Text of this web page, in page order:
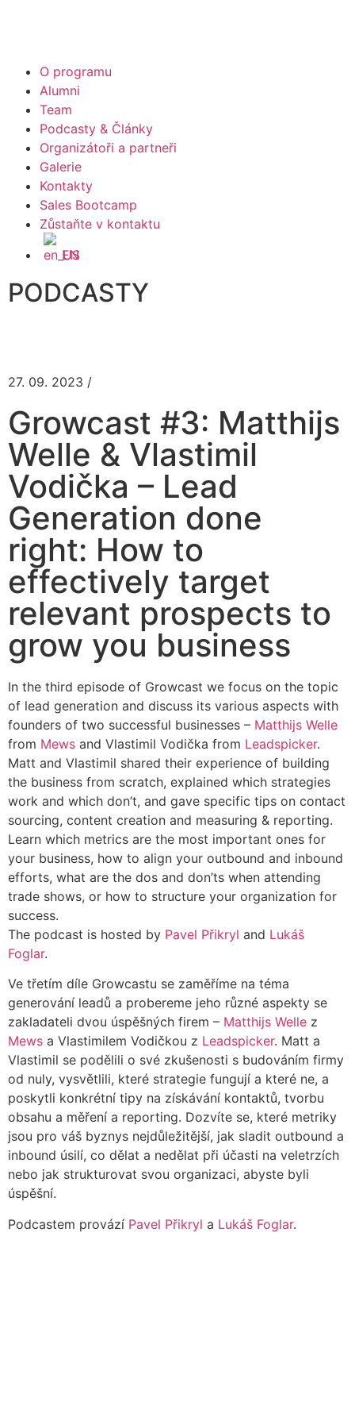
O programu
Alumni
Team
Podcasty & Články
Organizátoři a partneři
Galerie
Kontakty
Sales Bootcamp
Zůstaňte v kontaktu
EN
PODCASTY
27. 09. 2023 /
Growcast #3: Matthijs
Welle & Vlastimil
Vodička – Lead
Generation done
right: How to
effectively target
relevant prospects to
grow you business
In the third episode of Growcast we focus on the topic
of lead generation and discuss its various aspects with
founders of two successful businesses – Matthijs Welle
from Mews and Vlastimil Vodička from Leadspicker.
Matt and Vlastimil shared their experience of building
the business from scratch, explained which strategies
work and which don’t, and gave specific tips on contact
sourcing, content creation and measuring & reporting.
Learn which metrics are the most important ones for
your business, how to align your outbound and inbound
efforts, what are the dos and don’ts when attending
trade shows, or how to structure your organization for
success.
The podcast is hosted by Pavel Přikryl and Lukáš
Foglar.
Ve třetím díle Growcastu se zaměříme na téma
generování leadů a probereme jeho různé aspekty se
zakladateli dvou úspěšných firem – Matthijs Welle z
Mews a Vlastimilem Vodičkou z Leadspicker. Matt a
Vlastimil se podělili o své zkušenosti s budováním firmy
od nuly, vysvětlili, které strategie fungují a které ne, a
poskytli konkrétní tipy na získávání kontaktů, tvorbu
obsahu a měření a reporting. Dozvíte se, které metriky
jsou pro váš byznys nejdůležitější, jak sladit outbound a
inbound úsilí, co dělat a nedělat při účasti na veletrzích
nebo jak strukturovat svou organizaci, abyste byli
úspěšní.
Podcastem provází Pavel Přikryl a Lukáš Foglar.